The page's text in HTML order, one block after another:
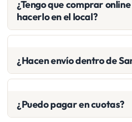
¿Tengo que comprar
hacerlo en el local?
¿Hacen envío dentro de
¿Puedo pagar en cuotas?